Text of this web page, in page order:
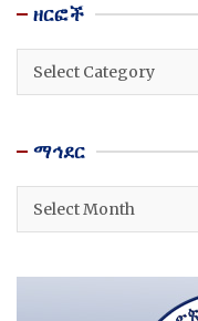
ዘርፎች
ዘርፎች
ማኅደር
ማኅደር